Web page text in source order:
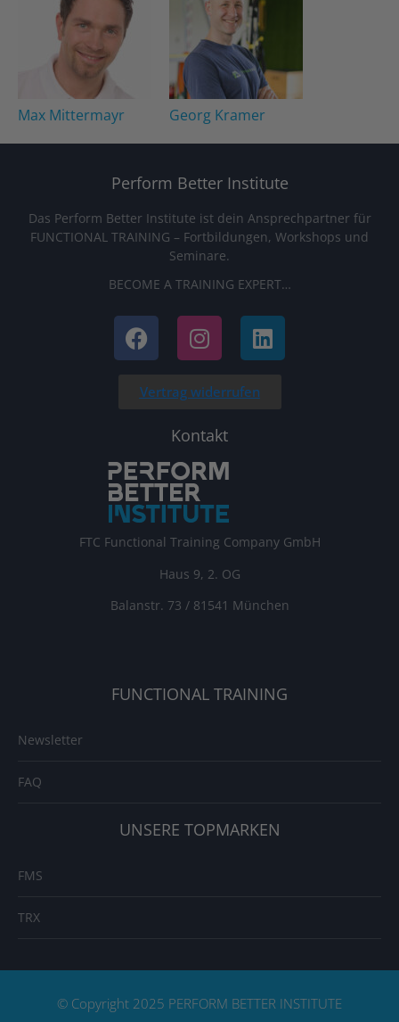
Max Mittermayr Georg Kramer
Perform Better Institute
Das Perform Better Institute ist dein Ansprechpartner für
FUNCTIONAL TRAINING – Fortbildungen, Workshops und
Seminare.
BECOME A TRAINING EXPERT…
Vertrag widerrufen
Kontakt
FTC Functional Training Company GmbH
Haus 9, 2. OG
Balanstr. 73 / 81541 München
FUNCTIONAL TRAINING
Newsletter
FAQ
UNSERE TOPMARKEN
FMS
TRX
© Copyright 2025 PERFORM BETTER INSTITUTE